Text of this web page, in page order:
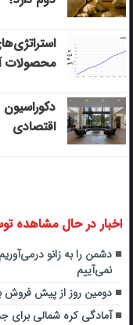
محصولات
اقتصادی
اخبار در حال مشاهده
دشمن را به زانو
نمی‌آییم
دومین روز از پیش فروش
آمادگی کره شمالی برای